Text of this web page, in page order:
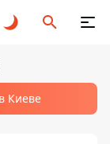
Киеве